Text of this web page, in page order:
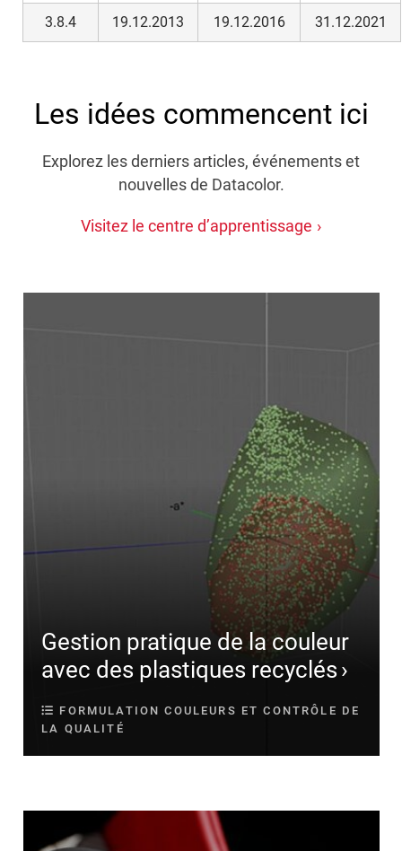
3.8.4 19.12.2013 19.12.2016 31.12.2021
Les idées commencent ici
Explorez les derniers articles, événements et
nouvelles de Datacolor.
Visitez le centre d’apprentissage
Gestion pratique de la couleur
avec des plastiques recyclés
FORMULATION COULEURS ET CONTRÔLE DE
LA QUALITÉ